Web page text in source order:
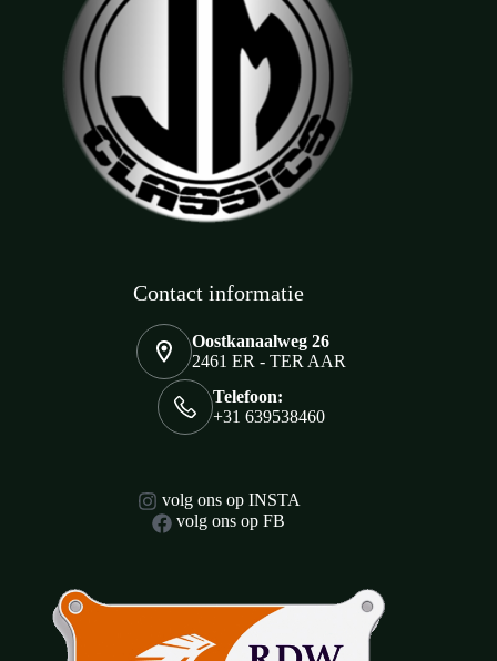
Contact informatie
Oostkanaalweg 26
2461 ER - TER AAR
Telefoon:
+31 639538460
volg ons op INSTA
volg ons op FB